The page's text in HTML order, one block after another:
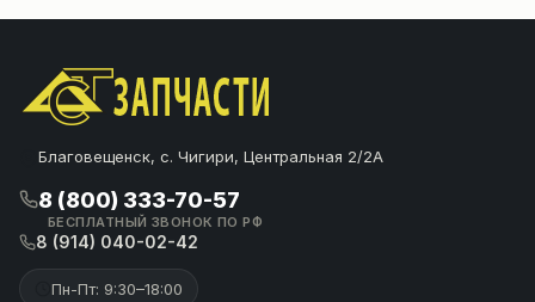
Благовещенск, с. Чигири, Центральная 2/2А
8 (800) 333-70-57
БЕСПЛАТНЫЙ ЗВОНОК ПО РФ
8 (914) 040-02-42
Пн-Пт: 9:30–18:00